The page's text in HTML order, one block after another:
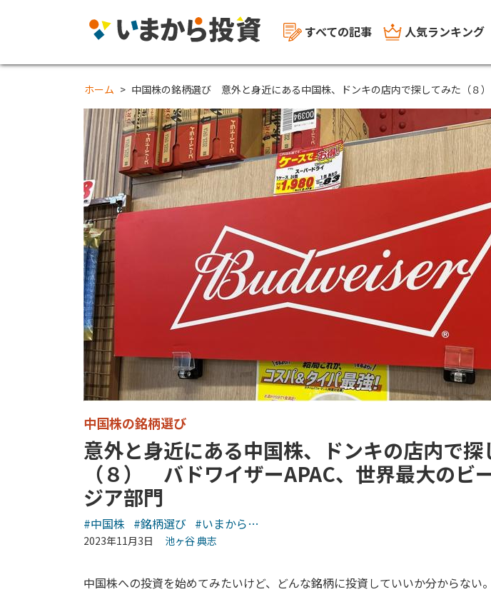
すべての記事 人気ランキング
ホーム 中国株の銘柄選び 意外と身近にある中国株、ドンキの店内で探してみた（８
中国株の銘柄選び
意外と身近にある中国株、ドンキの店内で探
（８） バドワイザーAPAC、世界最大のビ
ジア部門
#中国株 #銘柄選び #いまから…
2023年11月3日 池ヶ谷 典志
中国株への投資を始めてみたいけど、どんな銘柄に投資していいか分からない